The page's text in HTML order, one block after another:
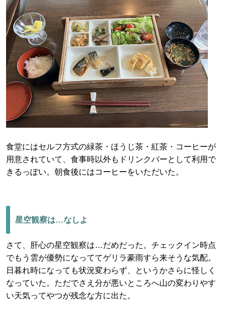
食堂にはセルフ方式の緑茶・ほうじ茶・紅茶・コーヒーが
用意されていて、食事時以外もドリンクバーとして利用で
きるっぽい。朝食後にはコーヒーをいただいた。
星空観察は…なしよ
さて、肝心の星空観察は…だめだった。チェックイン時点
でもう雲が優勢になっててゲリラ豪雨すら来そうな気配。
日暮れ時になっても状況変わらず、というかさらに怪しく
なっていた。ただでさえ分が悪いところへ山の変わりやす
い天気ってやつが残念な方に出た。